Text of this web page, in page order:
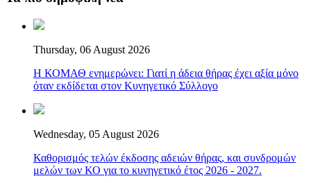
Thursday, 06 August 2026
Η ΚΟΜΑΘ ενημερώνει: Γιατί η άδεια θήρας έχει αξία μόνο
όταν εκδίδεται στον Κυνηγετικό Σύλλογο
Wednesday, 05 August 2026
Καθορισμός τελών έκδοσης αδειών θήρας, και συνδρομών
μελών των ΚΟ για το κυνηγετικό έτος 2026 - 2027.